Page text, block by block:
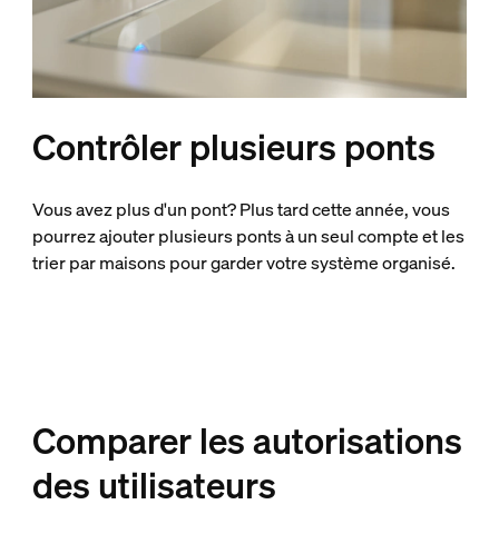
Contrôler plusieurs ponts
Vous avez plus d'un pont? Plus tard cette année, vous
pourrez ajouter plusieurs ponts à un seul compte et les
trier par maisons pour garder votre système organisé.
Comparer les autorisations
des utilisateurs